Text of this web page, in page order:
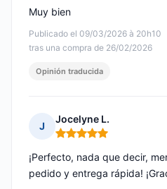
Publicado el 09/03/2026 à 20h10
tras una compra de 26/02/2026
Muy bien
Opinión traducida
J
Jocelyne L.
Nota: 5 de 5
¡Perfecto, nada que decir,
pedido y entrega rápida!